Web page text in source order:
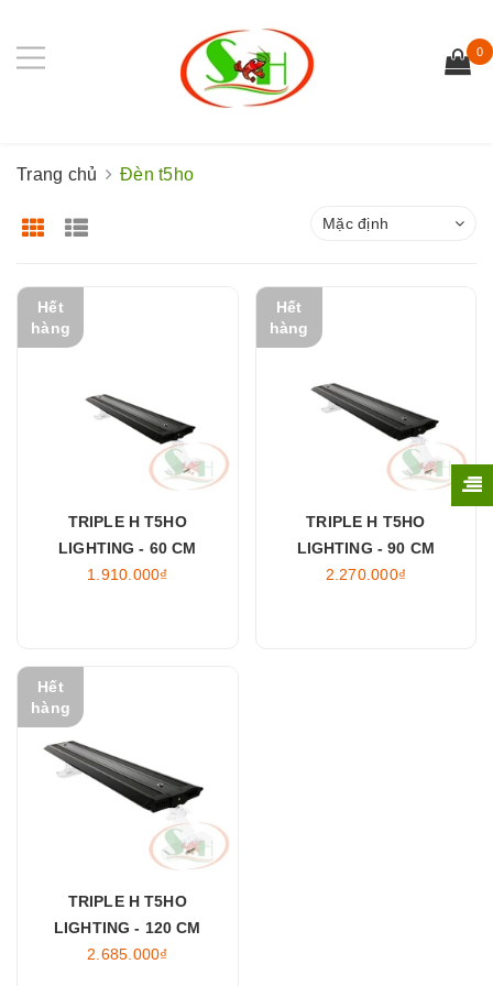
0
Trang chủ Đèn t5ho
Mặc định
Hết
hàng
TRIPLE H T5HO
LIGHTING - 60 CM
1.910.000₫
Hết
hàng
TRIPLE H T5HO
LIGHTING - 90 CM
2.270.000₫
Hết
hàng
TRIPLE H T5HO
LIGHTING - 120 CM
2.685.000₫